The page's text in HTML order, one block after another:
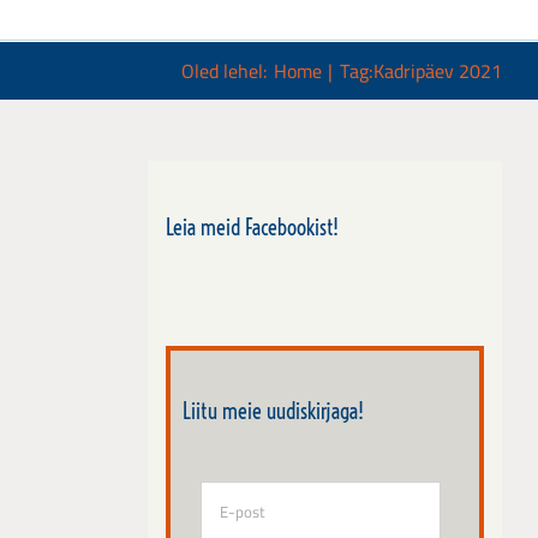
Oled lehel: Home Tag:Kadripäev 2021
Leia meid Facebookist!
Liitu meie uudiskirjaga!